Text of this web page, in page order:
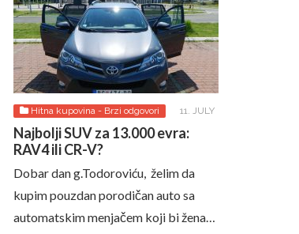
Hitna kupovina - Brzi odgovori
11. JULY
2026.
Najbolji SUV za 13.000 evra:
RAV4 ili CR-V?
Dobar dan g.Todoroviću, želim da
kupim pouzdan porodičan auto sa
automatskim menjačem koji bi žena…